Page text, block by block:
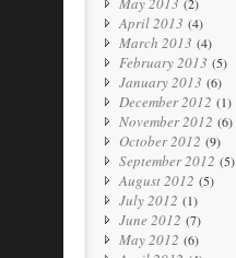
April 2013 (4)
March 2013 (4)
February 2013 (5)
January 2013 (6)
December 2012 (1)
November 2012 (6)
October 2012 (9)
September 2012 (5)
August 2012 (5)
July 2012 (1)
June 2012 (7)
May 2012 (6)